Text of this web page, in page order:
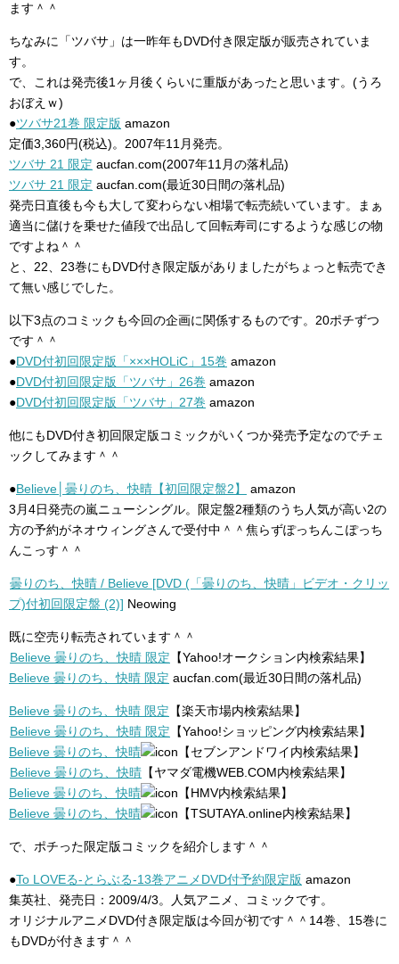
ます＾＾
ちなみに「ツバサ」は一昨年もDVD付き限定版が販売されていま
す。
で、これは発売後1ヶ月後くらいに重版があったと思います。(うろ
おぼえｗ)
●ツバサ21巻 限定版 amazon
定価3,360円(税込)。2007年11月発売。
ツバサ 21 限定 aucfan.com(2007年11月の落札品)
ツバサ 21 限定 aucfan.com(最近30日間の落札品)
発売日直後も今も大して変わらない相場で転売続いています。まぁ
適当に儲けを乗せた値段で出品して回転寿司にするような感じの物
ですよね＾＾
と、22、23巻にもDVD付き限定版がありましたがちょっと転売でき
て無い感じでした。
以下3点のコミックも今回の企画に関係するものです。20ポチずつ
です＾＾
●DVD付初回限定版「×××HOLiC」15巻 amazon
●DVD付初回限定版「ツバサ」26巻 amazon
●DVD付初回限定版「ツバサ」27巻 amazon
他にもDVD付き初回限定版コミックがいくつか発売予定なのでチェ
ックしてみます＾＾
●Believe│曇りのち、快晴【初回限定盤2】
amazon
3月4日発売の嵐ニューシングル。限定盤2種類のうち人気が高い2の
方の予約がネオウィングさんで受付中＾＾焦らずぽっちんこぽっち
んこっす＾＾
曇りのち、快晴 / Believe [DVD (「曇りのち、快晴」ビデオ・クリッ
プ)付初回限定盤 (2)] Neowing
既に空売り転売されています＾＾
Believe 曇りのち、快晴 限定 【Yahoo!オークション内検索結果】
Believe 曇りのち、快晴 限定 aucfan.com(最近30日間の落札品)
Believe 曇りのち、快晴 限定 【楽天市場内検索結果】
Believe 曇りのち、快晴 限定 【Yahoo!ショッピング内検索結果】
Believe 曇りのち、快晴
【セブンアンドワイ内検索結果】
Believe 曇りのち、快晴 【ヤマダ電機WEB.COM内検索結果】
Believe 曇りのち、快晴
【HMV内検索結果】
Believe 曇りのち、快晴
【TSUTAYA.online内検索結果】
で、ポチった限定版コミックを紹介します＾＾
●To LOVEる-とらぶる-13巻アニメDVD付予約限定版 amazon
集英社、発売日：2009/4/3。人気アニメ、コミックです。
オリジナルアニメDVD付き限定版は今回が初です＾＾14巻、15巻に
もDVDが付きます＾＾